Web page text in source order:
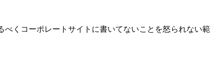
くコーポレートサイトに書いてないことを怒られない範